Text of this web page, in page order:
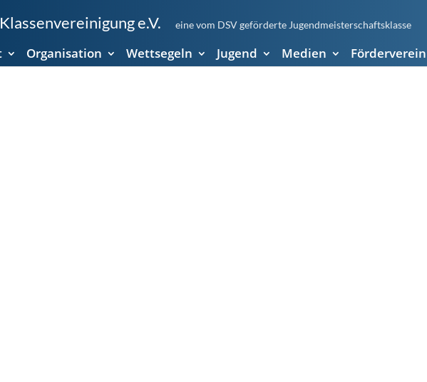
e.V. eine vom DSV geförderte Jugendmeisterschaftsklasse
Organisation Wettsegeln Jugend Medien Förderverein